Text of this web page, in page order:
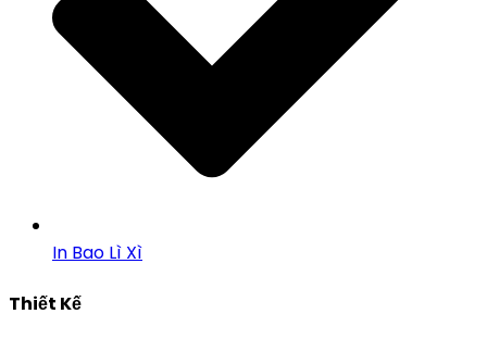
In Bao Lì Xì
Thiết Kế